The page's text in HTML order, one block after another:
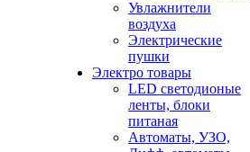
Увлажнители
воздуха
Электрические
пушки
Электро товары
LED светодионые
ленты, блоки
питаная
Автоматы, УЗО,